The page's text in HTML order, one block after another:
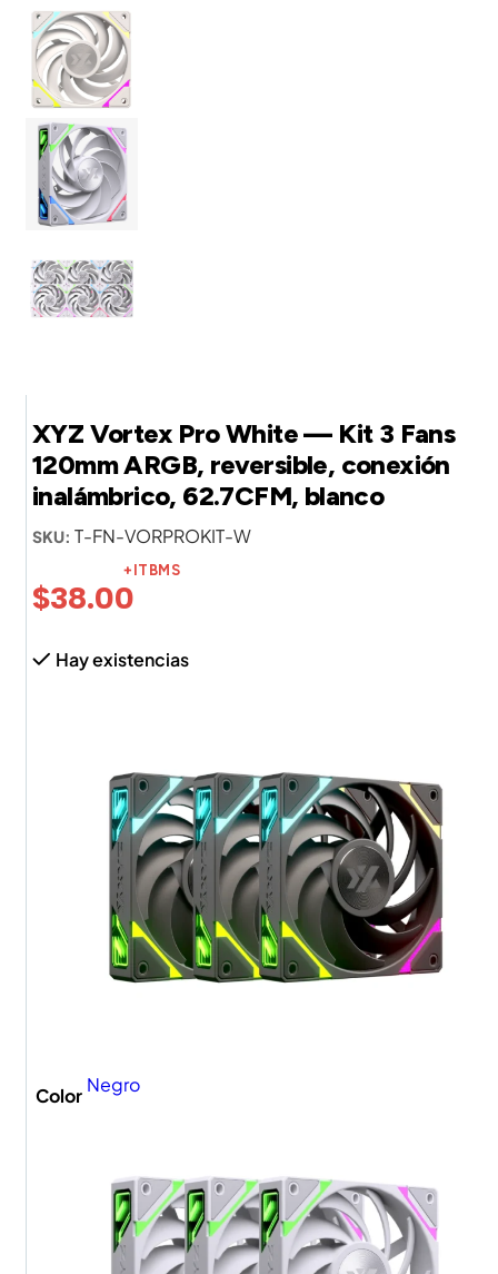
XYZ Vortex Pro White — Kit 3 Fans
120mm ARGB, reversible, conexión
inalámbrico, 62.7CFM, blanco
SKU: T-FN-VORPROKIT-W
$38.00
+ITBMS
Hay existencias
Color Negro